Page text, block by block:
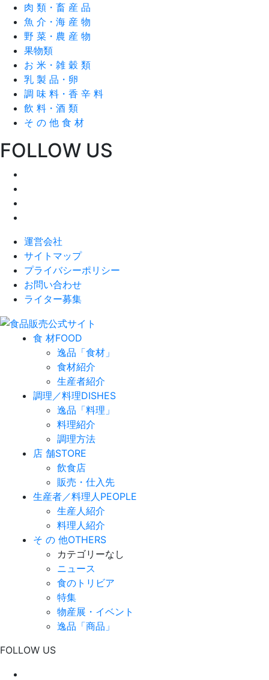
肉 類・畜 産 品
魚 介・海 産 物
野 菜・農 産 物
果物類
お 米・雑 穀 類
乳 製 品・卵
調 味 料・香 辛 料
飲 料・酒 類
そ の 他 食 材
FOLLOW US
運営会社
サイトマップ
プライバシーポリシー
お問い合わせ
ライター募集
食 材FOOD
逸品「食材」
食材紹介
生産者紹介
調理／料理DISHES
逸品「料理」
料理紹介
調理方法
店 舗STORE
飲食店
販売・仕入先
生産者／料理人PEOPLE
生産人紹介
料理人紹介
そ の 他OTHERS
カテゴリーなし
ニュース
食のトリビア
特集
物産展・イベント
逸品「商品」
FOLLOW US